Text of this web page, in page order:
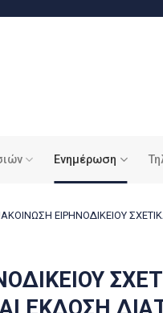
Ενημέρωση
ΕΙΡΗΝΟΔΙΚΕΙΟΥ